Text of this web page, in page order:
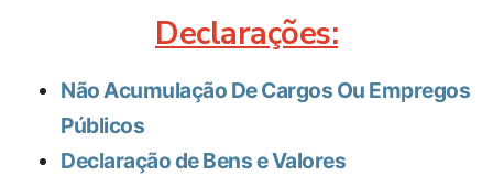
Declarações:
Não Acumulação De Cargos Ou Empregos
Públicos
Declaração de Bens e Valores